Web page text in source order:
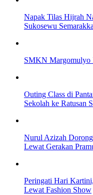
Napak Tilas Hijrah
Sukosewu
SMKN Margomulyo
Outing Class di
Sekolah ke Ratusan
Nurul Azizah
Lewat Gerakan
Peringati Hari
Lewat Fashion Show